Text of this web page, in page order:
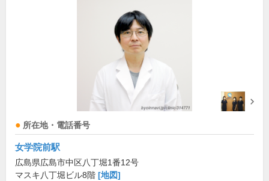
所在地・電話番号
女学院前駅
広島県広島市中区八丁堀1番12号
マスキ八丁堀ビル8階 [地図]